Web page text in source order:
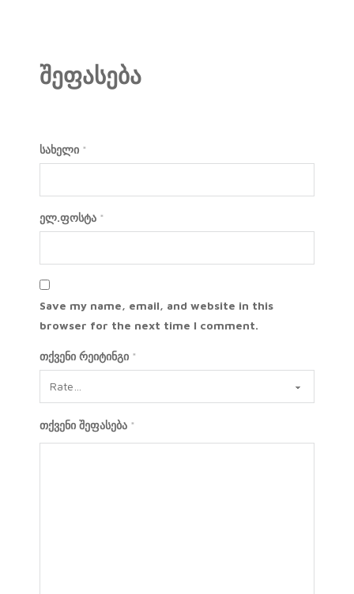
შეფასება
სახელი *
ელ.ფოსტა *
Save my name, email, and website in this
browser for the next time I comment.
თქვენი რეიტინგი *
თქვენი შეფასება *